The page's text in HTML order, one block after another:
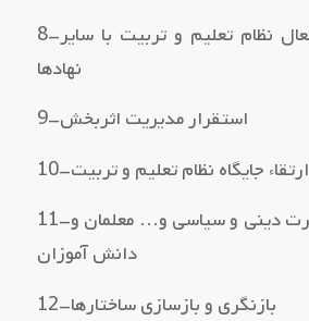
8–تعامل اثربخش و فعال نظام تعلیم و تربیت با سایر
نهادها
9–استقرار مدیریت اثربخش
10–ارتقاء جایگاه نظام تعلیم و تربیت
11–ارتقاء معرفت وبصیرت دینی و سیاسی و… معلمان و
دانش آموزان
12–بازنگري و بازسازي ساختارها